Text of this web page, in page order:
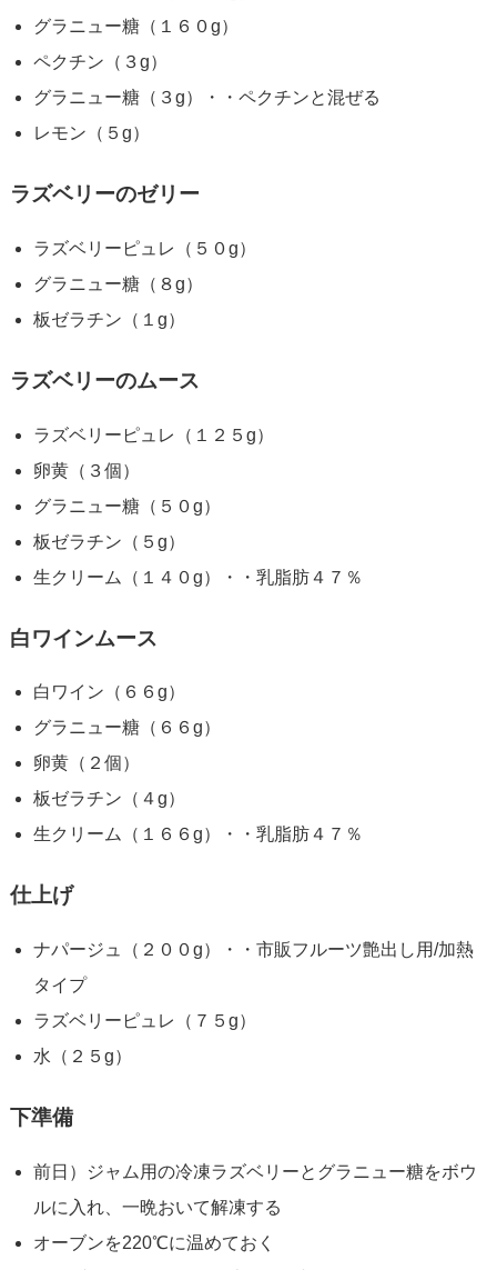
グラニュー糖（１６０g）
ペクチン（３g）
グラニュー糖（３g）・・ペクチンと混ぜる
レモン（５g）
ラズベリーのゼリー
ラズベリーピュレ（５０g）
グラニュー糖（８g）
板ゼラチン（１g）
ラズベリーのムース
ラズベリーピュレ（１２５g）
卵黄（３個）
グラニュー糖（５０g）
板ゼラチン（５g）
生クリーム（１４０g）・・乳脂肪４７％
白ワインムース
白ワイン（６６g）
グラニュー糖（６６g）
卵黄（２個）
板ゼラチン（４g）
生クリーム（１６６g）・・乳脂肪４７％
仕上げ
ナパージュ（２００g）・・市販フルーツ艶出し用/加熱
タイプ
ラズベリーピュレ（７５g）
水（２５g）
下準備
前日）ジャム用の冷凍ラズベリーとグラニュー糖をボウ
ルに入れ、一晩おいて解凍する
オーブンを220℃に温めておく